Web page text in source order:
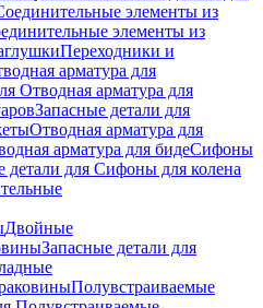
элементы из
элементы из
Переходники и
арматура для
Отводная арматура для
Запасные детали для
Отводная арматура для
арматура для бидеСифоны
детали для Сифоны для колена
Двойные
Запасные детали для
Полувстраиваемые